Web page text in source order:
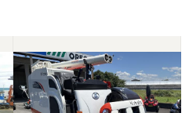
ございました。
に 時間が掛かってしまって
うございました。